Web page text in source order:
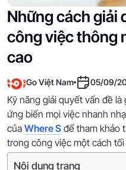
Những cách giải
công việc thông
cao
Go Việt Nam 05/09/
Kỹ năng giải quyết vấn đề
ứng biến mọi việc nhanh
của Where S để tham khảo
trong công việc một cách
Nội dung trang